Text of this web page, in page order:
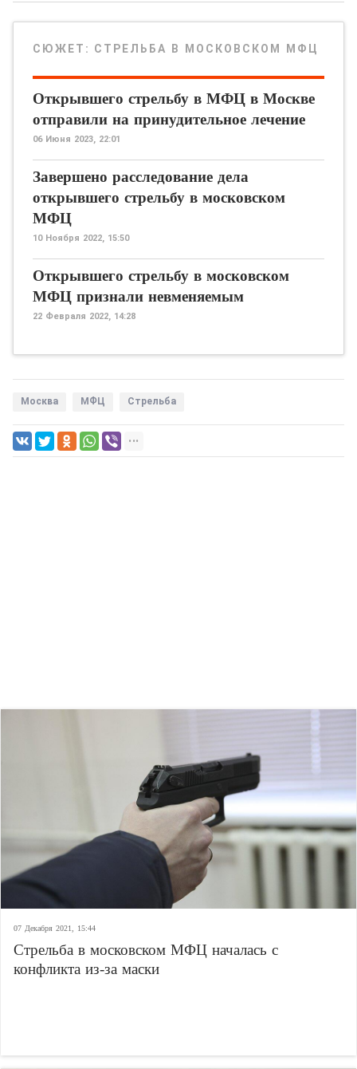
СЮЖЕТ: СТРЕЛЬБА В МОСКОВСКОМ МФЦ
Открывшего стрельбу в МФЦ в Москве
отправили на принудительное лечение
06 Июня 2023, 22:01
Завершено расследование дела
открывшего стрельбу в московском
МФЦ
10 Ноября 2022, 15:50
Открывшего стрельбу в московском
МФЦ признали невменяемым
22 Февраля 2022, 14:28
Москва МФЦ Стрельба
07 Декабря 2021, 15:44
Стрельба в московском МФЦ началась с
конфликта из-за маски